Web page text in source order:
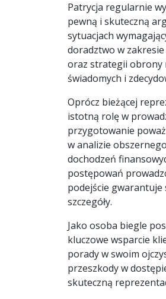
Patrycja regularnie
pewną i skuteczną
sytuacjach
doradztwo w
oraz strategii obrony
świadomych i
Oprócz bieżącej
istotną rolę w
przygotowanie
w analizie
dochodzeń
postępowań
podejście gwarantuje
szczegóły.
Jako osoba biegle
kluczowe wsparcie
porady w swoim
przeszkody w
skuteczną